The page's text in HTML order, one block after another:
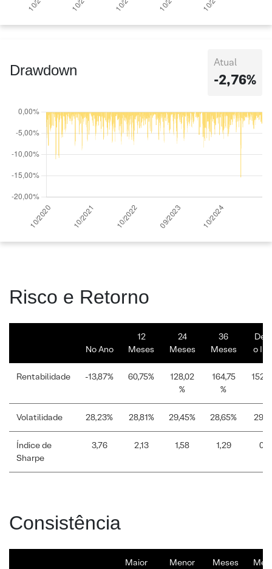
Drawdown Atual
-2,76%
Risco e Retorno
No Ano
12
Meses
24
Meses
36
Meses
o
Rentabilidade -13,87% 60,75%
128,02
%
164,75
%
Volatilidade 28,23% 28,81% 29,45% 28,65%
Índice de
Sharpe
3,76 2,13 1,58 1,29
Consistência
Maior
Menor
Meses